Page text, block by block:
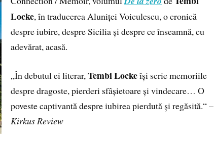
Locke, în traducerea Aluniței Voiculescu, o cronică
despre iubire, despre Sicilia și despre ce înseamnă, cu
adevărat, acasă.
„În debutul ei literar,Tembi Lockeîși scrie memoriile
despre dragoste, pierderi sfâșietoare și vindecare… O
poveste captivantă despre iubirea pierdută și regăsită.“ –
Kirkus Review